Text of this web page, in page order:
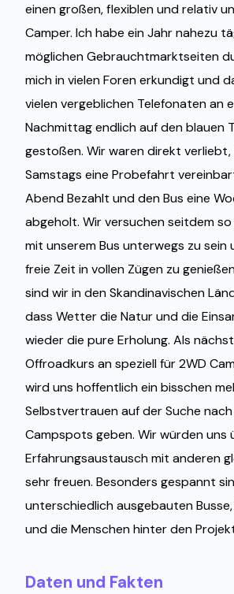
einen großen, flexiblen und relativ
Camper. Ich habe ein Jahr nahezu
möglichen Gebrauchtmarktseiten
mich in vielen Foren erkundigt und
vielen vergeblichen Telefonaten an
Nachmittag endlich auf den blauen
gestoßen. Wir waren direkt
Samstags eine Probefahrt
Abend Bezahlt und den Bus eine
abgeholt. Wir versuchen seitdem so
mit unserem Bus unterwegs zu sein
freie Zeit in vollen Zügen zu
sind wir in den Skandinavischen
dass Wetter die Natur und die
wieder die pure Erholung. Als
Offroadkurs an speziell für 2WD
wird uns hoffentlich ein bisschen
Selbstvertrauen auf der Suche
Campspots geben. Wir würden uns
Erfahrungsaustausch mit anderen
sehr freuen. Besonders gespannt
unterschiedlich ausgebauten
und die Menschen hinter den
Daten und Fakten